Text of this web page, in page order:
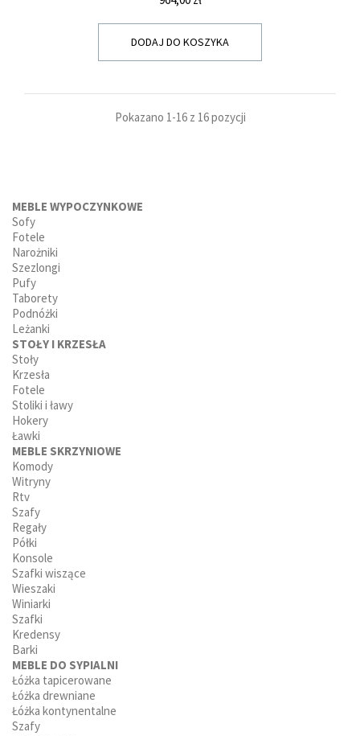
DODAJ DO KOSZYKA
Pokazano 1-16 z 16 pozycji
MEBLE WYPOCZYNKOWE
Sofy
Fotele
Narożniki
Szezlongi
Pufy
Taborety
Podnóżki
Leżanki
STOŁY I KRZESŁA
Stoły
Krzesła
Fotele
Stoliki i ławy
Hokery
Ławki
MEBLE SKRZYNIOWE
Komody
Witryny
Rtv
Szafy
Regały
Półki
Konsole
Szafki wiszące
Wieszaki
Winiarki
Szafki
Kredensy
Barki
MEBLE DO SYPIALNI
Łóżka tapicerowane
Łóżka drewniane
Łóżka kontynentalne
Szafy